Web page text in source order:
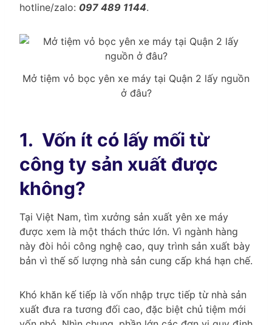
hotline/zalo: 097 489 1144.
Mở tiệm vỏ bọc yên xe máy tại Quận 2 lấy nguồn
ở đâu?
1. Vốn ít có lấy mối từ
công ty sản xuất được
không?
Tại Việt Nam, tìm xưởng sản xuất yên xe máy
được xem là một thách thức lớn. Vì ngành hàng
này đòi hỏi công nghệ cao, quy trình sản xuất bày
bản vì thế số lượng nhà sản cung cấp khá hạn chế.
Khó khăn kế tiếp là vốn nhập trực tiếp từ nhà sản
xuất đưa ra tương đối cao, đặc biệt chủ tiệm mới